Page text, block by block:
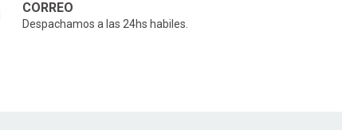
CORREO
Despachamos a las 24hs habiles.